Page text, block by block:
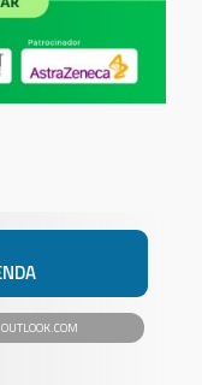
OUTLOOK.COM